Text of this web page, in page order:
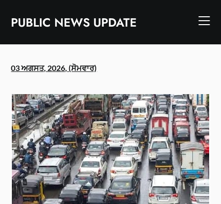
contentPUBLIC NEWS UPDATE
03 ਅਗਸਤ, 2026, (ਸੋਮਵਾਰ)